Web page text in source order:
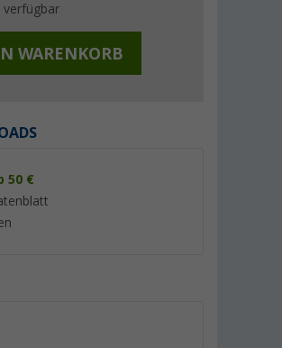
verfügbar
WARENKORB
50 €